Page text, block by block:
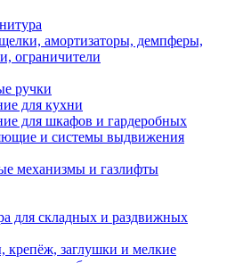
амортизаторы, демпферы,
ограничители
ручки
для кухни
для шкафов и гардеробных
и системы выдвижения
механизмы и газлифты
для складных и раздвижных
заглушки и мелкие